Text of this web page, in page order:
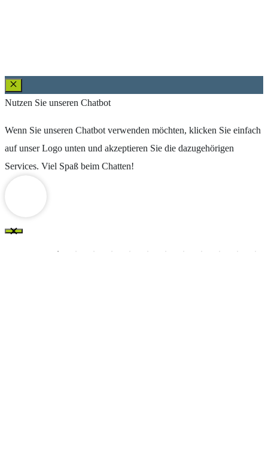
Schließen
Nutzen Sie unseren Chatbot
Wenn Sie unseren Chatbot verwenden möchten, klicken Sie einfach
auf unser Logo unten und akzeptieren Sie die dazugehörigen
Services. Viel Spaß beim Chatten!